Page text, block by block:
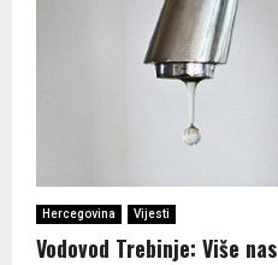
Hercegovina Vijesti
Vodovod Trebinje: Više